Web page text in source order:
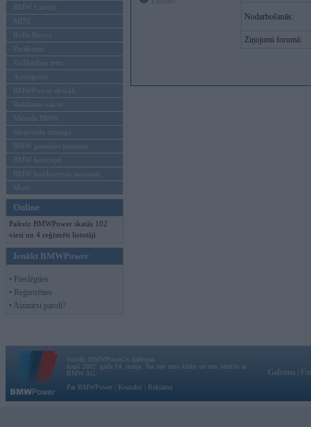
BMW Latvijā
MINI
Rolls-Royce
Pasākumi
Vadāmības tests
Autosports
BMWPower aktuāli
Reklāmas raksti
Mēneša BMW
Sērijveida tūnings
BMW pasaules jaunumi
BMW koncepti
BMW konkurentu jaunumi
Moto
Online
Pašreiz BMWPower skatās 102
viesi un 4 reģistrēti lietotāji.
Ienākt BMWPower
• Pieslēgties
• Reģistrēties
• Aizmirsi paroli?
Nodarbošanās:
Ziņojumi forumā:
Vortāls BMWPower.lv darbojas
kopš 2002. gada 14. maija. Tas nav auto klubs un nav saistīts ar
BMW AG.
Par BMWPower
Kontakti Reklāma
Galvena